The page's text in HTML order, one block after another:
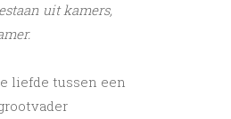
uit kamers,
liefde tussen een